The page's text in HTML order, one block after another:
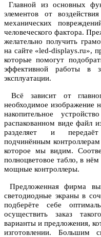
Главной из основных
элементов от
механических
человеческого фактора.
желательно получить
на сайте «led-
которые помогут
эффективной работы в
эксплуатации.
Всё зависит от
необходимое изображение
накопительное
распакованном виде файл
разделяет и
подчинённым
которое мы видим.
полноцветовое табло, в
мощные контроллеры.
Предложенная фирма
светодиодные экраны в
подберёте себе
осуществить заказ
варианты и предложения,
изготовлении. Большим